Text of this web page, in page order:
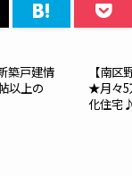
築戸建情
以上の
【南
★月々5
化住宅